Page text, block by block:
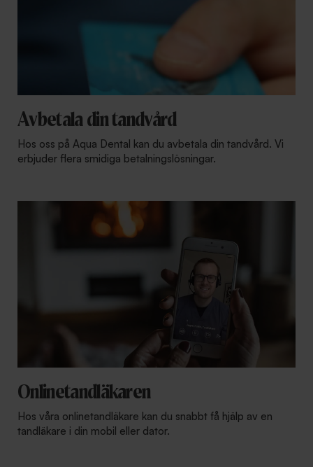
Avbetala din tandvård
Hos oss på Aqua Dental kan du avbetala din tandvård. Vi
erbjuder flera smidiga betalningslösningar.
Onlinetandläkaren
Hos våra onlinetandläkare kan du snabbt få hjälp av en
tandläkare i din mobil eller dator.